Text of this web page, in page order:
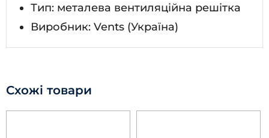
Тип: металева вентиляційна решітка
Виробник: Vents (Україна)
Схожі товари